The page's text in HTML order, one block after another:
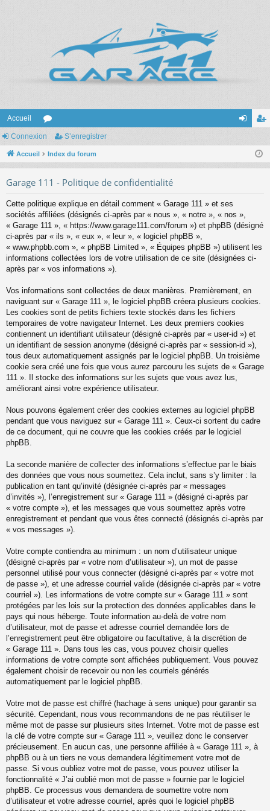
Accueil
or
u nr
r
Connexion S’enregistrer
Accueil Index du forum
Garage 111 - Politique de confidentialité
Cette politique explique en détail comment « Garage 111 » et ses
sociétés affiliées (désignés ci-après par « nous », « notre », « nos »,
« Garage 111 », « https://www.garage111.com/forum ») et phpBB (désigné
ci-après par « ils », « eux », « leur », « logiciel phpBB »,
« www.phpbb.com », « phpBB Limited », « Équipes phpBB ») utilisent les
informations collectées lors de votre utilisation de ce site (désignées ci-
après par « vos informations »).
Vos informations sont collectées de deux manières. Premièrement, en
naviguant sur « Garage 111 », le logiciel phpBB créera plusieurs cookies.
Les cookies sont de petits fichiers texte stockés dans les fichiers
temporaires de votre navigateur Internet. Les deux premiers cookies
contiennent un identifiant utilisateur (désigné ci-après par « user-id ») et
un identifiant de session anonyme (désigné ci-après par « session-id »),
tous deux automatiquement assignés par le logiciel phpBB. Un troisième
cookie sera créé une fois que vous aurez parcouru les sujets de « Garage
111 ». Il stocke des informations sur les sujets que vous avez lus,
améliorant ainsi votre expérience utilisateur.
Nous pouvons également créer des cookies externes au logiciel phpBB
pendant que vous naviguez sur « Garage 111 ». Ceux-ci sortent du cadre
de ce document, qui ne couvre que les cookies créés par le logiciel
phpBB.
La seconde manière de collecter des informations s’effectue par le biais
des données que vous nous soumettez. Cela inclut, sans s’y limiter : la
publication en tant qu’invité (désignée ci-après par « messages
d’invités »), l’enregistrement sur « Garage 111 » (désigné ci-après par
« votre compte »), et les messages que vous soumettez après votre
enregistrement et pendant que vous êtes connecté (désignés ci-après par
« vos messages »).
Votre compte contiendra au minimum : un nom d’utilisateur unique
(désigné ci-après par « votre nom d’utilisateur »), un mot de passe
personnel utilisé pour vous connecter (désigné ci-après par « votre mot
de passe »), et une adresse courriel valide (désignée ci-après par « votre
courriel »). Les informations de votre compte sur « Garage 111 » sont
protégées par les lois sur la protection des données applicables dans le
pays qui nous héberge. Toute information au-delà de votre nom
d’utilisateur, mot de passe et adresse courriel demandée lors de
l’enregistrement peut être obligatoire ou facultative, à la discrétion de
« Garage 111 ». Dans tous les cas, vous pouvez choisir quelles
informations de votre compte sont affichées publiquement. Vous pouvez
également choisir de recevoir ou non les courriels générés
automatiquement par le logiciel phpBB.
Votre mot de passe est chiffré (hachage à sens unique) pour garantir sa
sécurité. Cependant, nous vous recommandons de ne pas réutiliser le
même mot de passe sur plusieurs sites Internet. Votre mot de passe est
la clé de votre compte sur « Garage 111 », veuillez donc le conserver
précieusement. En aucun cas, une personne affiliée à « Garage 111 », à
phpBB ou à un tiers ne vous demandera légitimement votre mot de
passe. Si vous oubliez votre mot de passe, vous pouvez utiliser la
fonctionnalité « J’ai oublié mon mot de passe » fournie par le logiciel
phpBB. Ce processus vous demandera de soumettre votre nom
d’utilisateur et votre adresse courriel, après quoi le logiciel phpBB